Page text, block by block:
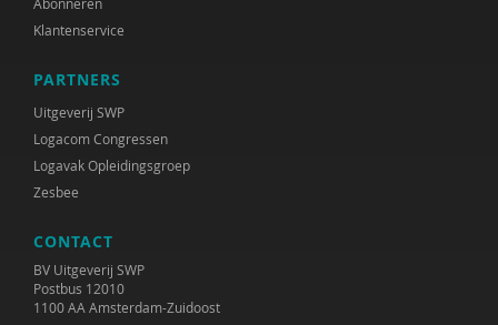
Klantenservice
PARTNERS
Uitgeverij SWP
Logacom Congressen
Logavak Opleidingsgroep
Zesbee
CONTACT
BV Uitgeverij SWP
Postbus 12010
1100 AA Amsterdam-Zuidoost